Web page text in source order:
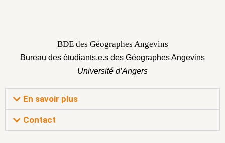
BDE des Géographes Angevins
Bureau des étudiants.e.s des Géographes Angevins
Université d’Angers
En savoir plus
Contact